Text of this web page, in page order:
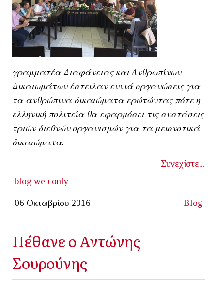
γραμματέα Διαφάνειας και Ανθρωπίνων
Δικαιωμάτων έστειλαν εννιά οργανώσεις για
τα ανθρώπινα δικαιώματα ερώτώντας πότε η
ελληνική πολιτεία θα εφαρμόσει τις συστάσεις
τριών διεθνών οργανισμών για τα μειονοτικά
δικαιώματα.
Συνεχίστε...
blog web only
06 Οκτωβρίου 2016 Blog
Πέθανε ο Αντώνης
Σουρούνης